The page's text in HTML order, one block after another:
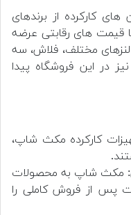
کارکرده از برندهای
قیمت های رقابتی عرضه
لنزهای مختلف، فلاش، سه
در این فروشگاه پیدا
کارکرده مکث شاپ،
مکث شاپ به محصولات
پس از فروش کاملی را